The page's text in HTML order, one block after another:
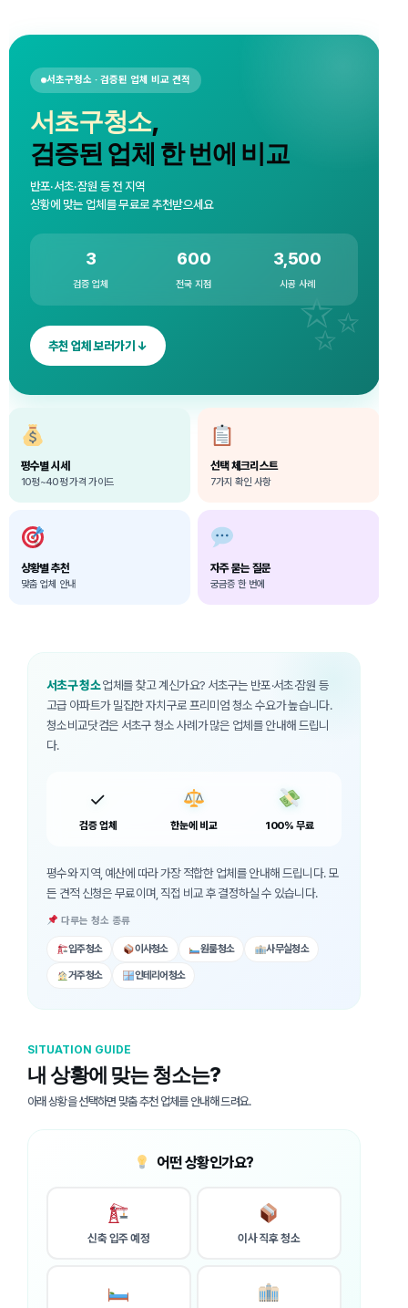
서초구청소 · 검증된 업체 비교 견적
서초구청소,
검증된 업체 한 번에 비교
반포·서초·잠원 등 전 지역
상황에 맞는 업체를 무료로 추천받으세요
3
검증 업체
600
전국 지점
3,500
시공 사례
추천 업체 보러가기 ↓
평수별 시세
10평~40평 가격 가이드
선택 체크리스트
7가지 확인 사항
상황별 추천
맞춤 업체 안내
자주 묻는 질문
궁금증 한 번에
서초구 청소업체를 찾고 계신가요? 서초구는 반포·서초·잠원 등
고급 아파트가 밀집한 자치구로 프리미엄 청소 수요가 높습니다.
청소비교닷컴은 서초구 청소 사례가 많은 업체를 안내해 드립니
다.
✓
검증 업체 한눈에 비교 100% 무료
평수와 지역, 예산에 따라 가장 적합한 업체를 안내해 드립니다. 모
든 견적 신청은 무료이며, 직접 비교 후 결정하실 수 있습니다.
다루는 청소 종류
입주청소 이사청소 원룸청소 사무실청소
거주청소 인테리어청소
SITUATION GUIDE
내 상황에 맞는 청소는?
아래 상황을 선택하면 맞춤 추천 업체를 안내해 드려요.
어떤 상황인가요?
신축 입주 예정 이사 직후 청소